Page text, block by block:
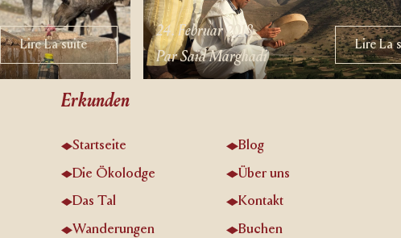
Lire La suite
Lire La suite
24. Februar 2018
Par Saïd Marghadi
Lire La
Lire La
Erkunden
Startseite
Die Ökolodge
Das Tal
Wanderungen
Blog
Über uns
Kontakt
Buchen